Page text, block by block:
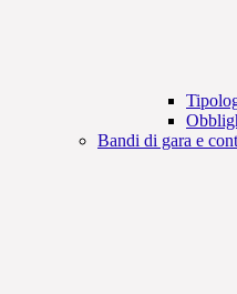
Bandi di gara e